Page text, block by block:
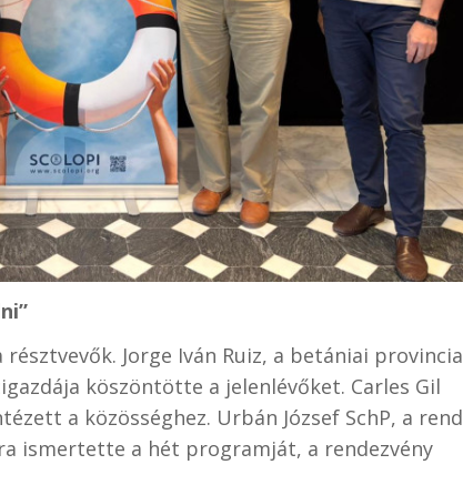
Jorge Iván Ruiz, a betániai provincia
köszöntötte a jelenlévőket. Carles Gil
a közösséghez. Urbán József SchP, a rend
ismertette a hét programját, a rendezvény